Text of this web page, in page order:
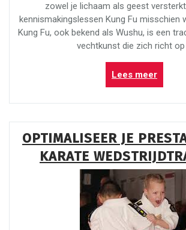
zowel je lichaam als geest
kennismakingslessen Kung Fu misschien
Kung Fu, ook bekend als Wushu, is een
vechtkunst die zich richt
Lees meer“Ontdek
de
Kracht
OPTIMALISEER JE
KARATE